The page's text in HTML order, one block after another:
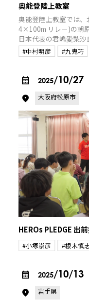
奥能登陸上教室
奥能登陸上教室では
4×100m リレー)の朝
日本代表の君嶋愛梨
本陸上競技連盟(JAAF)
の九鬼巧氏、ロンドン
む 100 名以上の小中
よる直接指導を通じ
す。
#中村明彦 #九鬼巧
2025/10/27
大阪府松原市
HEROs PLEDGE 出
#小塚崇彦 #根木慎
2025/10/13
岩手県